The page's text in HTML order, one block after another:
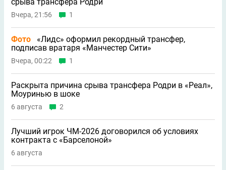
срыва трансфера Родри
Вчера, 21:56 1
Фото
«Лидс» оформил рекордный трансфер,
подписав вратаря «Манчестер Сити»
Вчера, 00:22 1
Раскрыта причина срыва трансфера Родри в «Реал»,
Моуринью в шоке
6 августа 2
Лучший игрок ЧМ-2026 договорился об условиях
контракта с «Барселоной»
6 августа